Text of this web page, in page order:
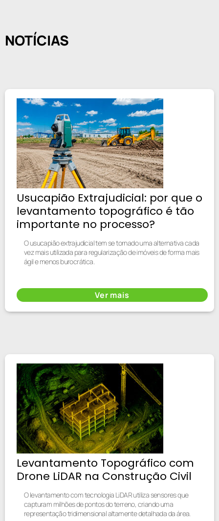
NOTÍCIAS
Usucapião Extrajudicial: por que o
levantamento topográfico é tão
importante no processo?
O usucapião extrajudicial tem se tornado uma alternativa cada
vez mais utilizada para regularização de imóveis de forma mais
ágil e menos burocrática.
Ver mais
Levantamento Topográfico com
Drone LiDAR na Construção Civil
O levantamento com tecnologia LiDAR utiliza sensores que
capturam milhões de pontos do terreno, criando uma
representação tridimensional altamente detalhada da área.